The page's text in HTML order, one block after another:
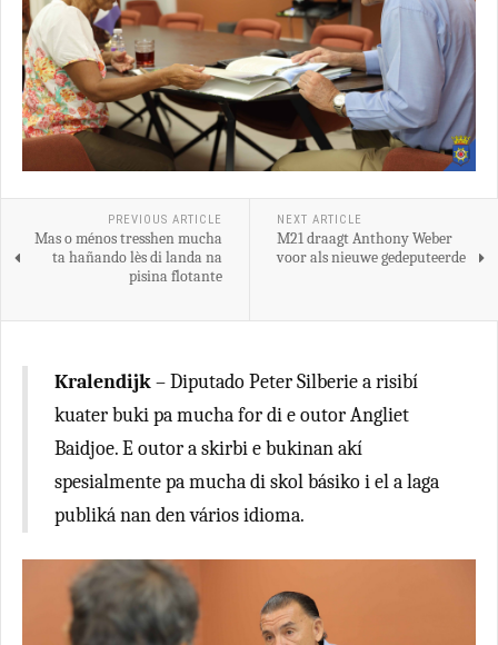
PREVIOUS ARTICLE
Mas o ménos tresshen mucha
ta hañando lès di landa na
pisina flotante
NEXT ARTICLE
M21 draagt Anthony Weber
voor als nieuwe gedeputeerde
Kralendijk– Diputado Peter Silberie a risibí
kuater buki pa mucha for di e outor Angliet
Baidjoe. E outor a skirbi e bukinan akí
spesialmente pa mucha di skol básiko i el a laga
publiká nan den vários idioma.